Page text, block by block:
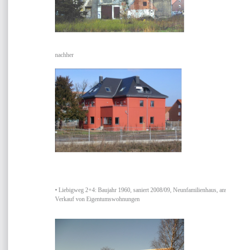
nachher
• Liebigweg 2+4: Baujahr 1960, saniert 2008/09, Neunfamilienhaus,
Verkauf von Eigentumswohnungen